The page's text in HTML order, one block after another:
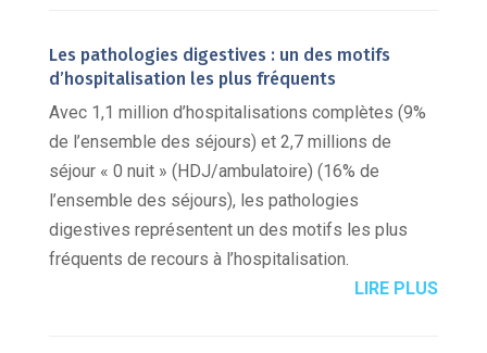
Les pathologies digestives : un des motifs
d’hospitalisation les plus fréquents
Avec 1,1 million d’hospitalisations complètes (9%
de l’ensemble des séjours) et 2,7 millions de
séjour « 0 nuit » (HDJ/ambulatoire) (16% de
l’ensemble des séjours), les pathologies
digestives représentent un des motifs les plus
fréquents de recours à l’hospitalisation.
LIRE PLUS